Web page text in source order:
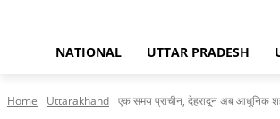
NATIONAL UTTAR PRADESH
Home Uttarakhand एक समय प्राचीन, देहरादून अब आधुनिक